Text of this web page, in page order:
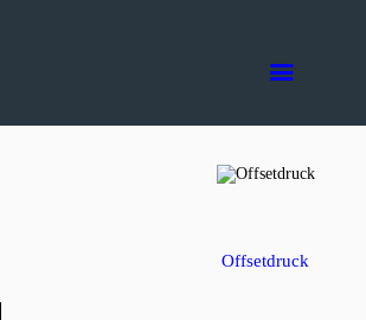
Druckerei Stuhrmann AG
Offsetdruck